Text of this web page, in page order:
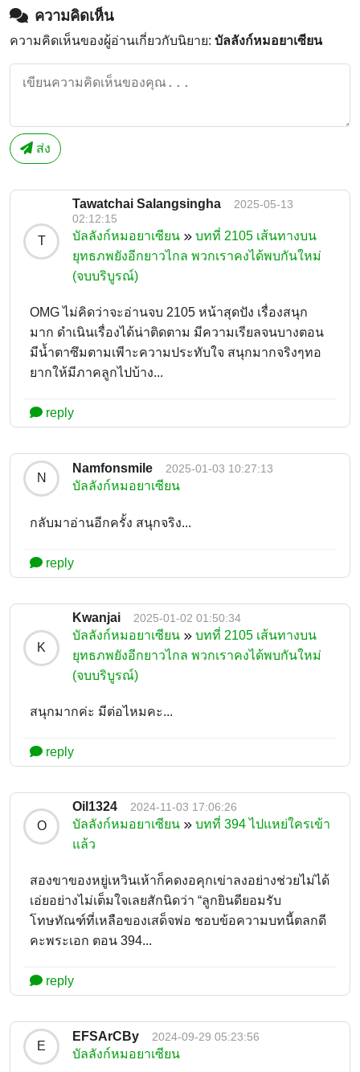
ความคิดเห็น
ความคิดเห็นของผู้อ่านเกี่ยวกับนิยาย: บัลลังก์หมอยาเซียน
ส่ง
T
Tawatchai Salangsingha
2025-05-13
02:12:15
บัลลังก์หมอยาเซียน
บทที่ 2105 เส้นทางบน
ยุทธภพยังอีกยาวไกล พวกเราคงได้พบกันใหม่
(จบบริบูรณ์)
OMG ไม่คิดว่าจะอ่านจบ 2105 หน้าสุดปัง เรื่องสนุก
มาก ดำเนินเรื่องได้น่าติดตาม มีความเรียลจนบางตอน
มีน้ำตาซึมตามเพีาะความประทับใจ สนุกมากจริงๆทอ
ยากให้มีภาคลูกไปบ้าง...
reply
N
Namfonsmile 2025-01-03 10:27:13
บัลลังก์หมอยาเซียน
กลับมาอ่านอีกครั้ง สนุกจริง...
reply
K
Kwanjai 2025-01-02 01:50:34
บัลลังก์หมอยาเซียน
บทที่ 2105 เส้นทางบน
ยุทธภพยังอีกยาวไกล พวกเราคงได้พบกันใหม่
(จบบริบูรณ์)
สนุกมากค่ะ มีต่อไหมคะ...
reply
O
Oil1324 2024-11-03 17:06:26
บัลลังก์หมอยาเซียน
บทที่ 394 ไปแหย่ใครเข้า
แล้ว
สองขาของหยู่เหวินเห้าก็คดงอคุกเข่าลงอย่างช่วยไม่ได้
เอ่ยอย่างไม่เต็มใจเลยสักนิดว่า “ลูกยินดียอมรับ
โทษทัณฑ์ที่เหลือของเสด็จพ่อ ชอบข้อความบทนี้ตลกดี
คะพระเอก ตอน 394...
reply
E
EFSArCBy 2024-09-29 05:23:56
บัลลังก์หมอยาเซียน